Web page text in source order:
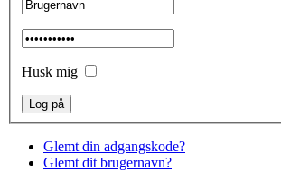
Husk mig
Glemt din adgangskode?
Glemt dit brugernavn?